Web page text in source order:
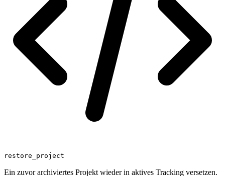
restore_project
Ein zuvor archiviertes Projekt wieder in aktives Tracking versetzen.